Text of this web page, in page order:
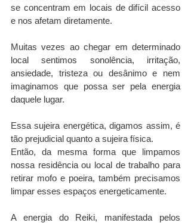
se concentram em locais de difícil acesso
e nos afetam diretamente.
Muitas vezes ao chegar em determinado
local sentimos sonolência, irritação,
ansiedade, tristeza ou desânimo e nem
imaginamos que possa ser pela energia
daquele lugar.
Essa sujeira energética, digamos assim, é
tão prejudicial quanto a sujeira física.
Então, da mesma forma que limpamos
nossa residência ou local de trabalho para
retirar mofo e poeira, também precisamos
limpar esses espaços energeticamente.
A energia do Reiki, manifestada pelos